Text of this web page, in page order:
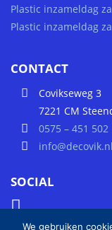
Plastic inzameldag
Plastic inzameldag
CONTACT
Covikseweg 3
7221 CM
0575 – 451 502
info@decovik.nl
SOCIAL
We gebruiken